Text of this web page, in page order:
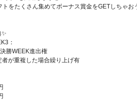
トをたくさん集めてボーナス賞金をGETしちゃお
：
勝WEEK進出権
が重複した場合繰り上げ有